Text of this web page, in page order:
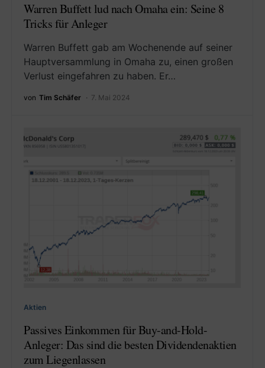
Warren Buffett lud nach Omaha ein: Seine 8
Tricks für Anleger
Warren Buffett gab am Wochenende auf seiner
Hauptversammlung in Omaha zu, einen großen
Verlust eingefahren zu haben. Er…
von Tim Schäfer 7. Mai 2024
Aktien
Passives Einkommen für Buy-and-Hold-
Anleger: Das sind die besten Dividendenaktien
zum Liegenlassen